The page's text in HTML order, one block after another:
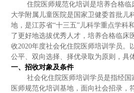
住院医师规范化培训是培养合格临
大学附属儿童医院是国家卫健委首批儿
地，是江苏省“十三五”儿科学重点学科
了更好地选拔优秀人才，培养合格临床
收2020年度社会化住院医师培训学员。
公平、双向选择、择优录取为原则，具
一、招收对象及条件
社会化住院医师培训学员是指经
医师规范化培训基地，面向社会招录，